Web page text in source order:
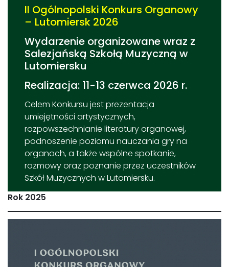
II Ogólnopolski Konkurs Organowy
– Lutomiersk 2026
Wydarzenie organizowane wraz z
Salezjańską Szkołą Muzyczną w
Lutomiersku
Realizacja: 11-13 czerwca 2026 r.
Celem Konkursu jest prezentacja
umiejętności artystycznych,
rozpowszechnianie literatury organowej,
podnoszenie poziomu nauczania gry na
organach, a także wspólne spotkanie,
rozmowy oraz poznanie przez uczestników
Szkół Muzycznych w Lutomiersku.
Rok 2025